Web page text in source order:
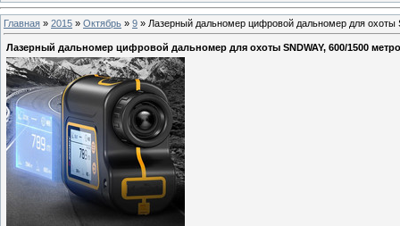
Главная » 2015 » Октябрь » 9 » Лазерный дальномер цифровой дальномер для охоты
Лазерный дальномер цифровой дальномер для охоты SNDWAY, 600/1500